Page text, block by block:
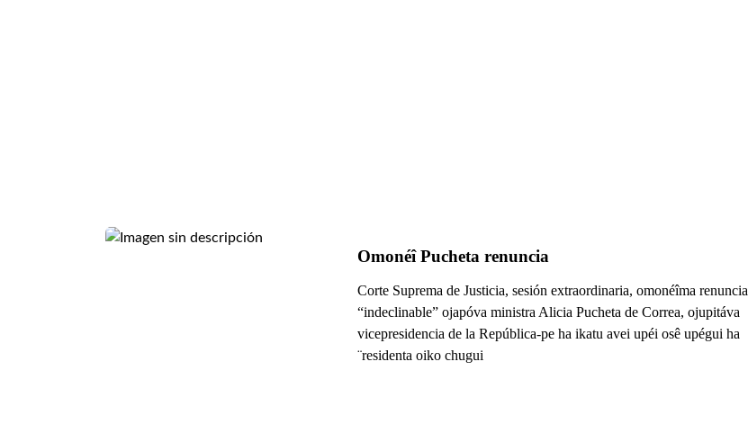
Omonéî Pucheta renuncia
Corte Suprema de Justicia, sesión extraordinaria, omonéîma renuncia
“indeclinable” ojapóva ministra Alicia Pucheta de Correa, ojupitáva
vicepresidencia de la República-pe ha ikatu avei upéi osê upégui ha
¨residenta oiko chugui